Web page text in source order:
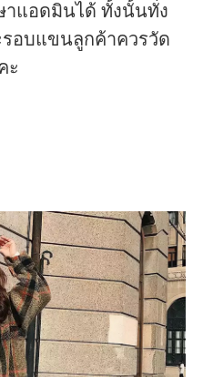
าแอดมินได้ ทั้งนั้นทั่ง
อบแขนลูกค้าควรวัด
ะ